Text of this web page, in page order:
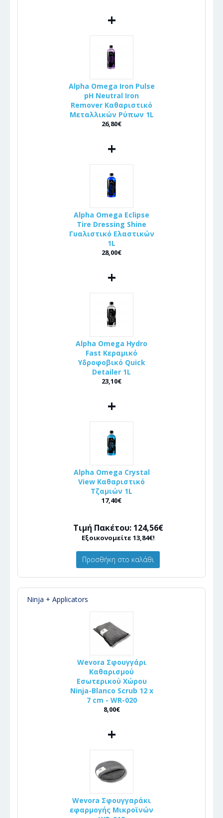
+
Alpha Omega Iron Pulse
pH Neutral Iron
Remover Καθαριστικό
Μεταλλικών Ρύπων 1L
26,80€
+
Alpha Omega Eclipse
Tire Dressing Shine
Γυαλιστικό Ελαστικών
1L
28,00€
+
Alpha Omega Hydro
Fast Κεραμικό
Υδροφοβικό Quick
Detailer 1L
23,10€
+
Alpha Omega Crystal
View Καθαριστικό
Τζαμιών 1L
17,40€
Τιμή Πακέτου: 124,56€
Εξοικονομείτε 13,84€!
Προσθήκη στο καλάθι
Ninja + Applicators
Wevora Σφουγγάρι
Καθαρισμού
Εσωτερικού Χώρου
Ninja-Blanco Scrub 12 x
7 cm - WR-020
8,00€
+
Wevora Σφουγγαράκι
εφαρμογής Μικροϊνών